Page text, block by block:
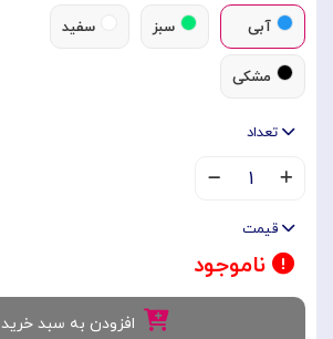
آبی سبز سفید
مشکی
تعداد
۱
قیمت
ناموجود
افزودن به سبد خرید